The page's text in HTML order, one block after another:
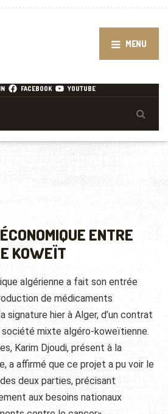
MENU
FACEBOOK YOUTUBE
ENTRE
KOWEÏT
algérienne a fait son entrée
de médicaments
signature hier à Alger, d’un contrat
société mixte algéro-koweïtienne.
Karim Djoudi, présent à la
a affirmé que ce projet a pu voir le
deux parties, précisant
aux besoins nationaux